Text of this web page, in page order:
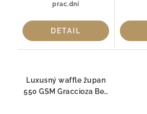
prac.dní
DETAIL
Luxusný waffle župan
550 GSM Graccioza Bee